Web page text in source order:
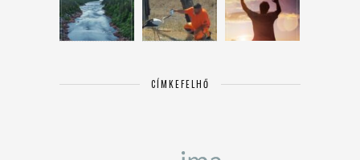
CÍMKEFELHŐ